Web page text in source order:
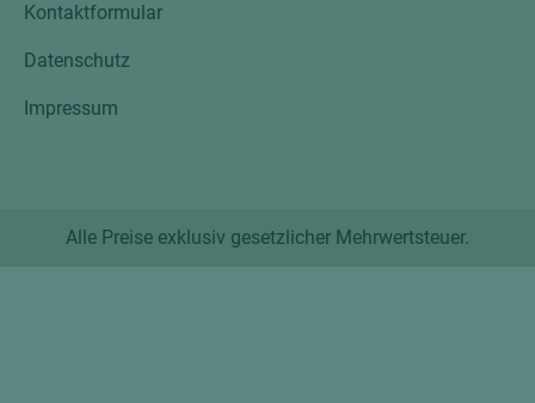
Kontaktformular
Datenschutz
Impressum
Alle Preise exklusiv gesetzlicher Mehrwertsteuer.